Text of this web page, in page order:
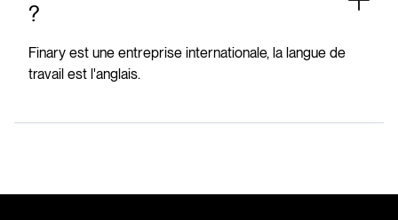
?
Finary est une entreprise internationale, la langue de
travail est l'anglais.